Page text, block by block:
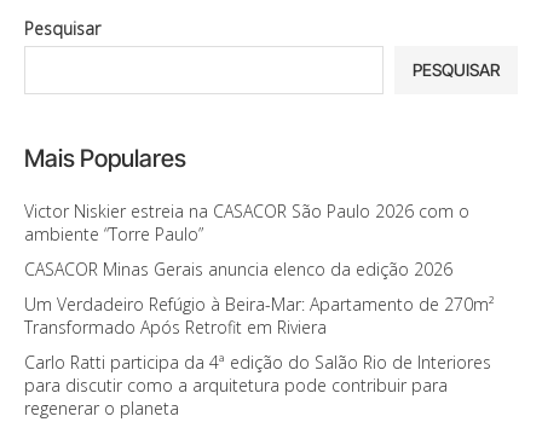
Pesquisar
PESQUISAR
Mais Populares
Victor Niskier estreia na CASACOR São Paulo 2026 com o
ambiente “Torre Paulo”
CASACOR Minas Gerais anuncia elenco da edição 2026
Um Verdadeiro Refúgio à Beira-Mar: Apartamento de 270m²
Transformado Após Retrofit em Riviera
Carlo Ratti participa da 4ª edição do Salão Rio de Interiores
para discutir como a arquitetura pode contribuir para
regenerar o planeta